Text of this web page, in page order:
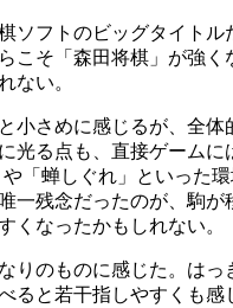
フトのビッグタイト
こそ「森田将棋」が強
ない。
さめに感じるが、全
光る点も、直接ゲーム
「蝉しぐれ」といった
一残念だったのが、駒
くなったかもしれない。
のものに感じた。は
ると若干指しやすくも